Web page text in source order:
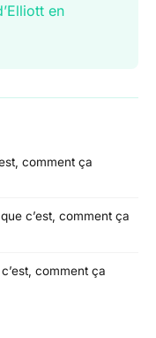
en
comment ça
c’est, comment ça
comment ça